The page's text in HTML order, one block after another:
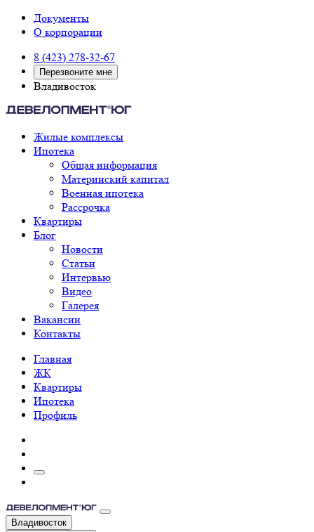
Документы
О корпорации
8 (423) 278-32-67
Перезвоните мне
Владивосток
Жилые комплексы
Ипотека
Общая информация
Материнский капитал
Военная ипотека
Рассрочка
Квартиры
Блог
Новости
Статьи
Интервью
Видео
Галерея
Вакансии
Контакты
Главная
ЖК
Квартиры
Ипотека
Профиль
Владивосток